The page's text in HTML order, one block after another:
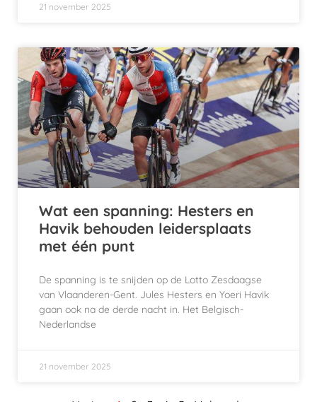
21 november 2025
Wat een spanning: Hesters en
Havik behouden leidersplaats
met één punt
De spanning is te snijden op de Lotto Zesdaagse
van Vlaanderen-Gent. Jules Hesters en Yoeri Havik
gaan ook na de derde nacht in. Het Belgisch-
Nederlandse
21 november 2025